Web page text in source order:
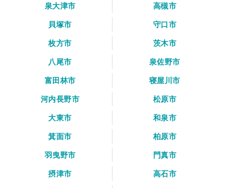
泉大津市
高槻市
貝塚市
守口市
枚方市
茨木市
八尾市
泉佐野市
富田林市
寝屋川市
河内長野市
松原市
大東市
和泉市
箕面市
柏原市
羽曳野市
門真市
摂津市
高石市